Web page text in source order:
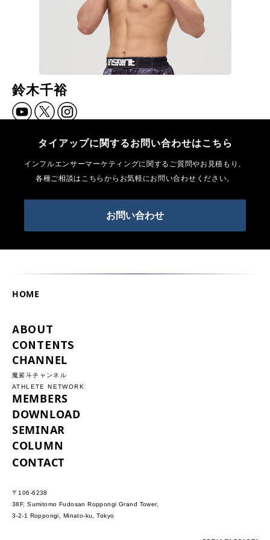
鈴木千裕
タイアップに関するお問い合わせはこちら
インフルエンサーマーケティングに関するご質問やお見積もり、
各種ご相談はこちらからお気軽にお問い合わせください。
お問い合わせ
HOME
ABOUT
CONTENTS
CHANNEL
魔裟斗チャンネル
ATHLETE NETWORK
MEMBERS
DOWNLOAD
SEMINAR
COLUMN
CONTACT
〒106-6238
38F, Sumitomo Fudosan Roppongi Grand Tower,
3-2-1 Roppongi, Minato-ku, Tokyo